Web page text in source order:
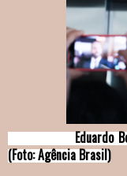
Eduardo
(Foto: Agência Brasil)